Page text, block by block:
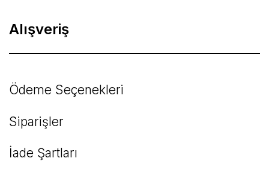
Alışveriş
Ödeme Seçenekleri
Siparişler
İade Şartları